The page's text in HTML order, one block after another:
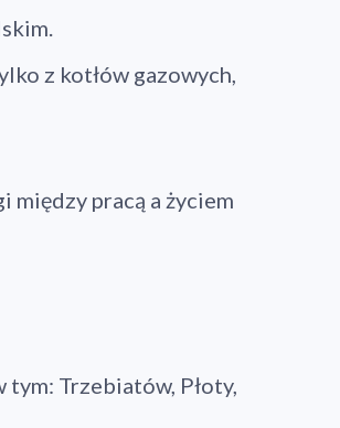
z kotłów gazowych,
między pracą a życiem
Trzebiatów, Płoty,
Kontynuuj zakupy